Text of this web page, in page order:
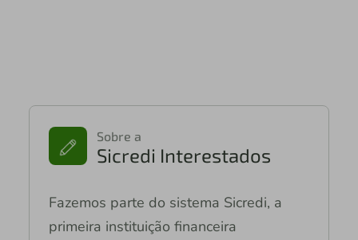
Sobre a
Sicredi Interestados
Fazemos parte do sistema Sicredi, a
primeira instituição financeira